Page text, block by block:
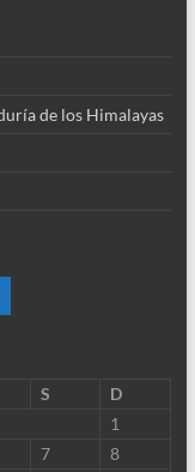
de los Himalayas
S
D
1
7
8